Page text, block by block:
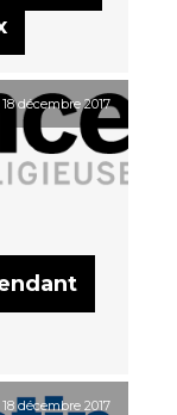
18 décembre 2017
18 décembre 2017